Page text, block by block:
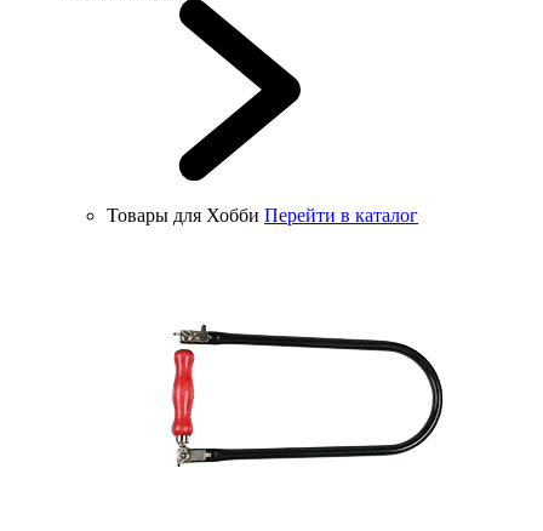
Товары для Хобби Перейти в каталог